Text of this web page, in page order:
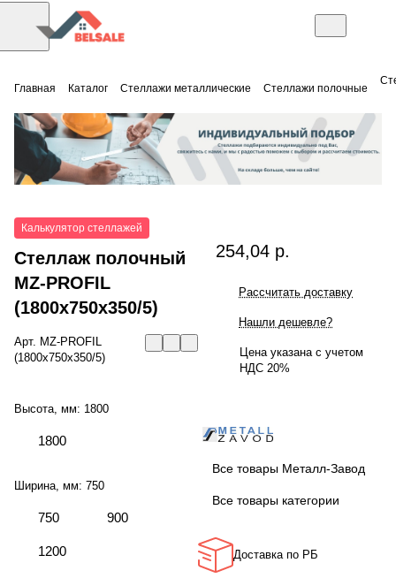
Главная Каталог Стеллажи металлические Стеллажи полочные
Калькулятор стеллажей
Стеллаж полочный
MZ-PROFIL
(1800x750x350/5)
Арт. MZ-PROFIL
(1800x750x350/5)
Высота, мм: 1800
1800
Ширина, мм: 750
750 900
1200
254,04 р.
Рассчитать доставку
Нашли дешевле?
Цена указана с учетом
НДС 20%
Все товары Металл-Завод
Все товары категории
Доставка по РБ